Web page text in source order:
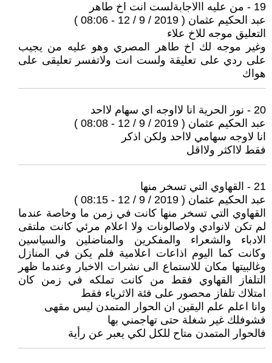
19 - من عليه االاجابةلست انت اخ طاهر
عبد الحكيم عثمان ( 2019 / 9 / 12 - 08:06 )
التعليق موجه للاخ علاء
وغير موجه لك اخ طاهر المصري وهو عليه من يجيب
على ردي على تعليقة ولست انت ولاتفسر تعليقى على
هواك
20 - نور الحرية انا لااوجه اي سهام لااحد
عبد الحكيم عثمان ( 2019 / 9 / 12 - 08:08 )
انا لاوجه سهامي لااحد ولكن اذكر
فقط لااكثر ولااقل
21 - القهاوي التي تسخر منها
عبد الحكيم عثمان ( 2019 / 9 / 12 - 08:15 )
القهاوي التي تسخر منها كانت في زمن ما وخاصة عندما
لم تكن لانوادي ولاصالونات ولا اعلام مرئي كانت ملتقى
الادباء والشعراء والمفكرين والمناضلين والسياسين
وكانت كما اليوم اذاعات اعلامية فلم يكن في المنازل
وغالبيتها مكان للاستماع الى نشرات الاخبار وعندما ظهر
التلفاز القهاوي فقط من كانت تملكه في زمن كان
امتلاك تلفاز محصور على فئة الاثرياء فقط
وانا اعلم علم اليقين ان الحوار المتمدن ليس مقهى
فشوفلك غير شغلة حتى تهاجمني بها
فالحوار المتمدن متاح للكل لكي يعبر عن رأية